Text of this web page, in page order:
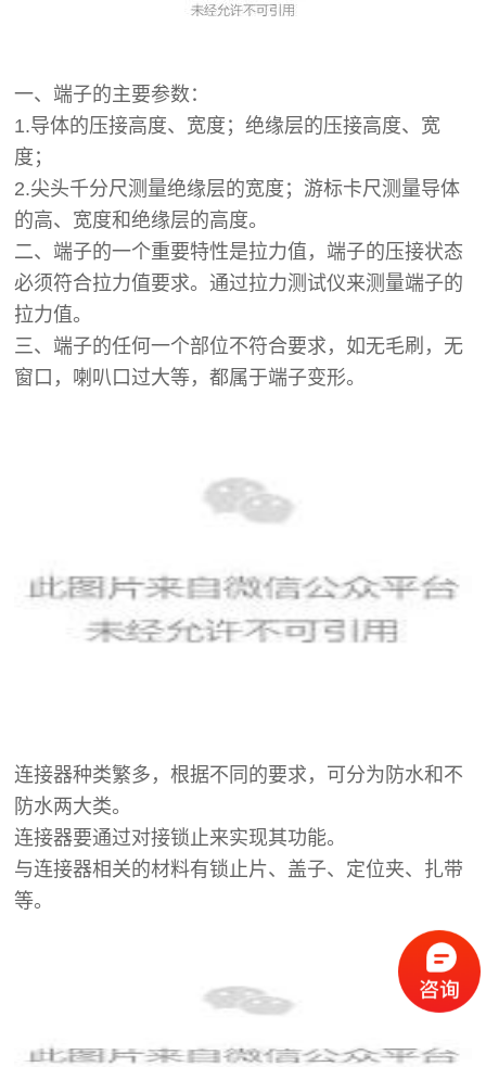
一、端子的主要参数：
1.导体的压接高度、宽度；绝缘层的压接高度、宽
度；
2.尖头千分尺测量绝缘层的宽度；游标卡尺测量导体
的高、宽度和绝缘层的高度。
二、端子的一个重要特性是拉力值，端子的压接状态
必须符合拉力值要求。通过拉力测试仪来测量端子的
拉力值。
三、端子的任何一个部位不符合要求，如无毛刷，无
窗口，喇叭口过大等，都属于端子变形。
连接器种类繁多，根据不同的要求，可分为防水和不
防水两大类。
连接器要通过对接锁止来实现其功能。
与连接器相关的材料有锁止片、盖子、定位夹、扎带
等。